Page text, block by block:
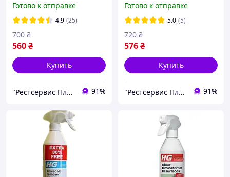
средства против грибка и
плесени HG 650 мл
Готово к отправке
4.9 (25)
560₴
700 ₴
Купить
"Рестсервис Плюс" – специи, орехи, сухофрукты, масла, чай и многое другое 91%
Готово к отправке
5.0 (5)
576₴
720 ₴
Купить
"Рестсервис Плюс" – специи, орехи, сухофрукты, масла, чай и многое другое 91%